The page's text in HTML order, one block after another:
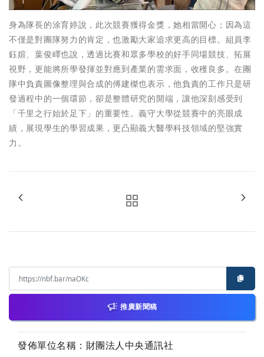
身為隊長的涂育婷說，此次競賽獲得金獎，她相當開心；因為這
不僅是對團隊努力的肯定，也激勵大家追求更高的目標。組員李
鈺媗、葉俊嶧也說，透過比賽和眾多學校的好手同場競技、拓展
視野，更能將所學發揮並對應到產業的需求面，收穫良多。在團
隊中負責圖像整理與合成的傅建榤也表示，他負責的工作只是研
發過程中的一個環節，卻是整體研究的開端，讓他深刻感受到
「千里之行始於足下」的重要性。義守大學從競賽中的亮眼成
績，展現學生的學習成果，更凸顯義大醫學科技領域的堅強實
力。
推廣新聞稿
發佈單位名稱：財團法人中央通訊社